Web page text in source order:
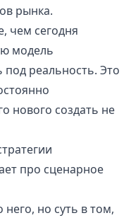
рынка.
чем сегодня
модель
под реальность. Это
нового создать не
про сценарное
но суть в том,